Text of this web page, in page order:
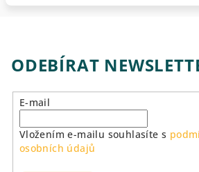
ODEBÍRAT
E-mail
Vložením e-mailu souhlasíte s
osobních údajů